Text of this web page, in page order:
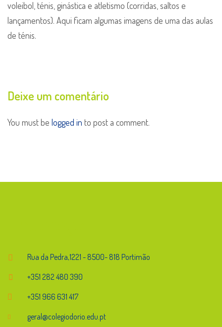
voleibol, ténis, ginástica e atletismo (corridas, saltos e
lançamentos). Aqui ficam algumas imagens de uma das aulas
de ténis.
Deixe um comentário
You must be logged in to post a comment.
Rua da Pedra,1221 - 8500- 818 Portimão
+351 282 480 390
+351 966 631 417
geral@colegiodorio.edu.pt